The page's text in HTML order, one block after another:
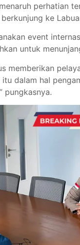
perhatian
ke
event
untuk
memberikan
dalam hal
pungkasnya.